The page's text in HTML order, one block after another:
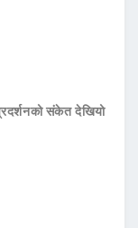
संकेत देखियो